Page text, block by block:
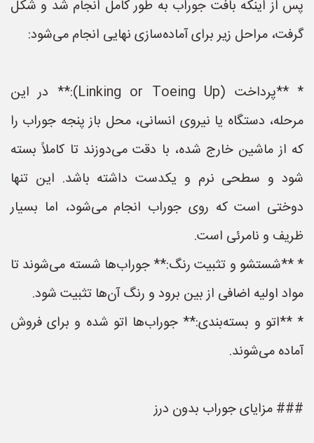
پس از اینکه بافت جوراب به طور کامل انجام شد و شکل
گرفت، مراحل زیر برای آماده‌سازی نهایی انجام می‌شود:
* **پرداخت (Linking or Toeing Up):** در این
مرحله، دستگاه یا نیروی انسانی، محل باز پنجه جوراب را
که از ماشین خارج شده، با دقت می‌دوزند تا کاملاً بسته
شود و سطحی نرم و یکدست داشته باشد. این تنها
دوختی است که روی جوراب انجام می‌شود، اما بسیار
ظریف و نامرئی است.
* **شستشو و تثبیت رنگ:** جوراب‌ها شسته می‌شوند تا
مواد اولیه اضافی از بین برود و رنگ آن‌ها تثبیت شود.
* **اتو و بسته‌بندی:** جوراب‌ها اتو شده و برای فروش
آماده می‌شوند.
### مزایای جوراب بدون درز